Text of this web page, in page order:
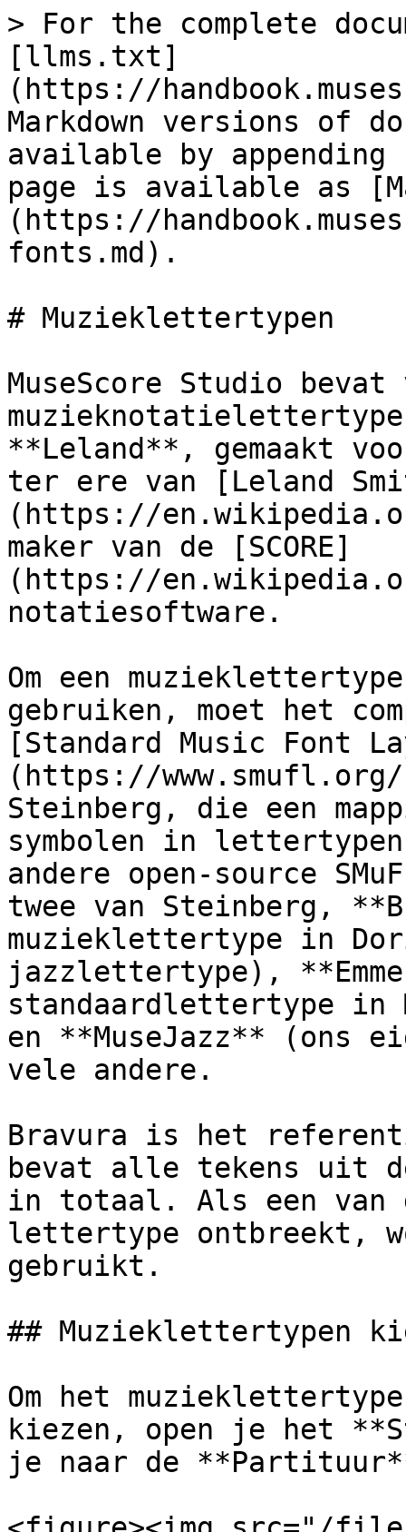
> For the complete
[llms.txt]
(https://
Markdown versions of
available by
page is available as
(https://
fonts.md).
# Muzieklettertypen
MuseScore Studio
**Leland**, gemaakt
ter ere van [Leland
(https://
maker van de [SCORE]
(https://
notatiesoftware.
Om een
gebruiken, moet het
[Standard Music Font
(https://
Steinberg, die een
symbolen in
andere open-source
twee van Steinberg,
muzieklettertype in
jazzlettertype),
standaardlettertype in
en **MuseJazz** (ons
vele andere.
Bravura is het
bevat alle tekens uit
in totaal. Als een van
lettertype ontbreekt,
gebruikt.
## Muzieklettertypen
Om het
kiezen, open je het
je naar de